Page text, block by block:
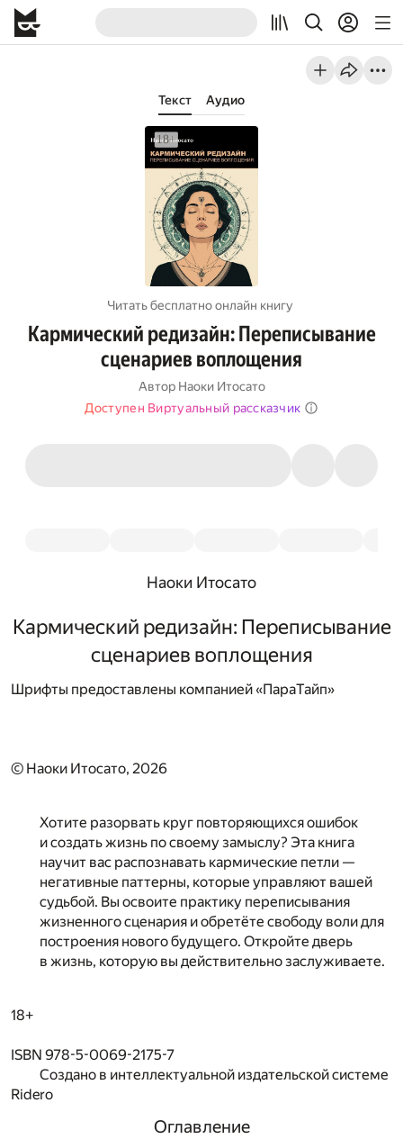
Текст Аудио
Читать бесплатно онлайн книгу
Кармический редизайн: Переписывание
сценариев воплощения
Автор Наоки Итосато
Доступен Виртуальный рассказчик
Наоки Итосато
Кармический редизайн: Переписывание
сценариев воплощения
Шрифты предоставлены компанией «ПараТайп»
© Наоки Итосато, 2026
Хотите разорвать круг повторяющихся ошибок
и создать жизнь по своему замыслу? Эта книга
научит вас распознавать кармические петли —
негативные паттерны, которые управляют вашей
судьбой. Вы освоите практику переписывания
жизненного сценария и обретёте свободу воли для
построения нового будущего. Откройте дверь
в жизнь, которую вы действительно заслуживаете.
18+
ISBN 978-5-0069-2175-7
Создано в интеллектуальной издательской системе
Ridero
Оглавление